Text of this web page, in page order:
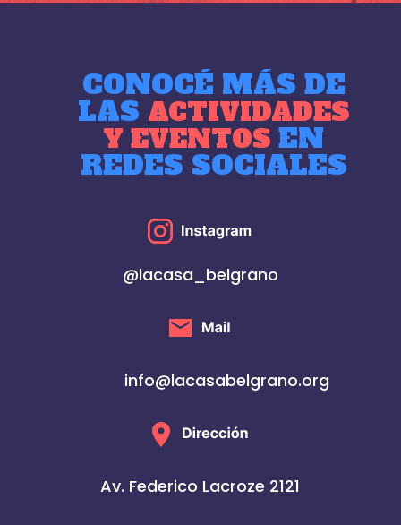
CONOCÉ MÁS DE
LAS ACTIVIDADES
Y EVENTOSEN
REDES SOCIALES
@lacasa_belgrano
info@lacasabelgrano.org
Av. Federico Lacroze 2121